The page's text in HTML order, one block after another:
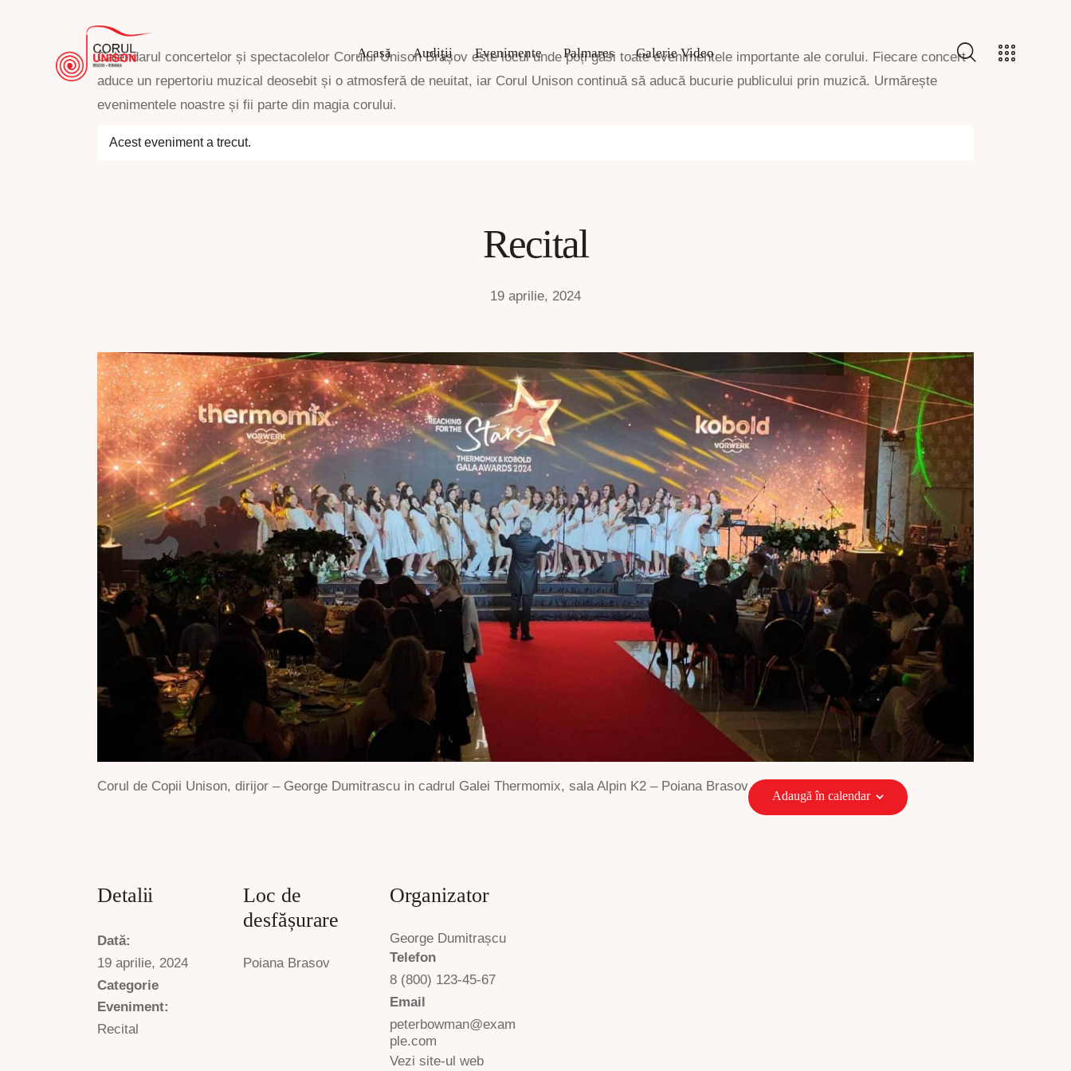
Acasă Audiţii Evenimente Palmares Galerie Video
Calendarul concertelor și spectacolelor Corului Unison Brașov este locul unde poți găsi toate evenimentele importante ale corului. Fiecare concert
aduce un repertoriu muzical deosebit și o atmosferă de neuitat, iar Corul Unison continuă să aducă bucurie publicului prin muzică. Urmărește
evenimentele noastre și fii parte din magia corului.
Acest eveniment a trecut.
Recital
19 aprilie, 2024
Corul de Copii Unison, dirijor – George Dumitrascu in cadrul Galei Thermomix, sala Alpin K2 – Poiana Brasov
Adaugă în calendar
Detalii
Dată:
19 aprilie, 2024
Categorie
Eveniment:
Recital
Loc de
desfășurare
Poiana Brasov
Organizator
George Dumitrașcu
Telefon
8 (800) 123-45-67
Email
peterbowman@exam
ple.com
Vezi site-ul web